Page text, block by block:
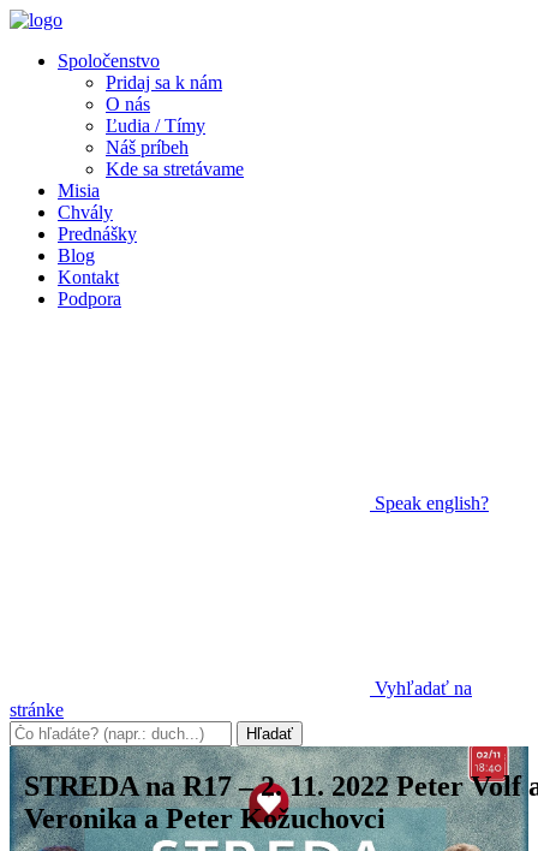
Spoločenstvo
Pridaj sa k nám
O nás
Ľudia / Tímy
Náš príbeh
Kde sa stretávame
Misia
Chvály
Prednášky
Blog
Kontakt
Podpora
Speak english?
Vyhľadať na
stránke
STREDA na R17 – 2. 11. 2022 Peter Volf
Veronika a Peter Kožuchovci